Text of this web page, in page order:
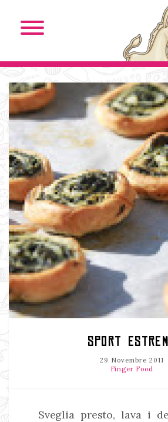
SPORT
29 Novembre 2011
Finger Food
Sveglia presto, lava i